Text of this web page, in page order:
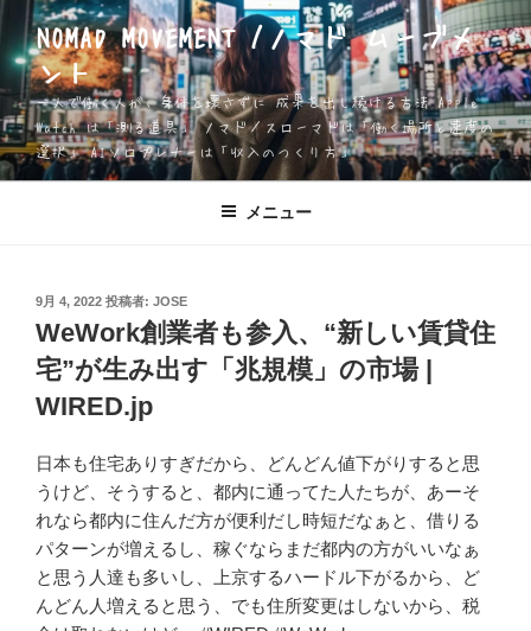
ン
テ
ン
ツ
へ
ス
NOMAD MOVEMENT /ノマド ムーブメ
ント
一人で働く人が、身体を壊さずに 成果を出し続ける方法 Apple
Watch は「測る道具」 ノマド／スローマドは「働く場所と速度の
選択」 AIソロプレナーは「収入のつくり方」
メニュー
投
稿
日:
9月 4, 2022 投稿者: JOSE
WeWork創業者も参入、“新しい賃貸住
宅”が生み出す「兆規模」の市場 |
WIRED.jp
日本も住宅ありすぎだから、どんどん値下がりすると思
うけど、そうすると、都内に通ってた人たちが、あーそ
れなら都内に住んだ方が便利だし時短だなぁと、借りる
パターンが増えるし、稼ぐならまだ都内の方がいいなぁ
と思う人達も多いし、上京するハードル下がるから、ど
んどん人増えると思う、でも住所変更はしないから、税